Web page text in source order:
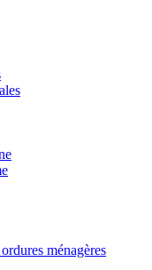
ménagères